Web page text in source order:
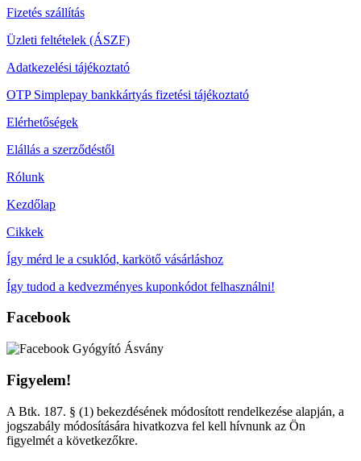
Fizetés szállítás
Üzleti feltételek (ÁSZF)
Adatkezelési tájékoztató
OTP Simplepay bankkártyás fizetési tájékoztató
Elérhetőségek
Elállás a szerződéstől
Rólunk
Kezdőlap
Cikkek
Így mérd le a csuklód, karkötő vásárláshoz
Így tudod a kedvezményes kuponkódot felhasználni!
Facebook
Figyelem!
A Btk. 187. § (1) bekezdésének módosított rendelkezése alapján, a
jogszabály módosítására hivatkozva fel kell hívnunk az Ön
figyelmét a következőkre.